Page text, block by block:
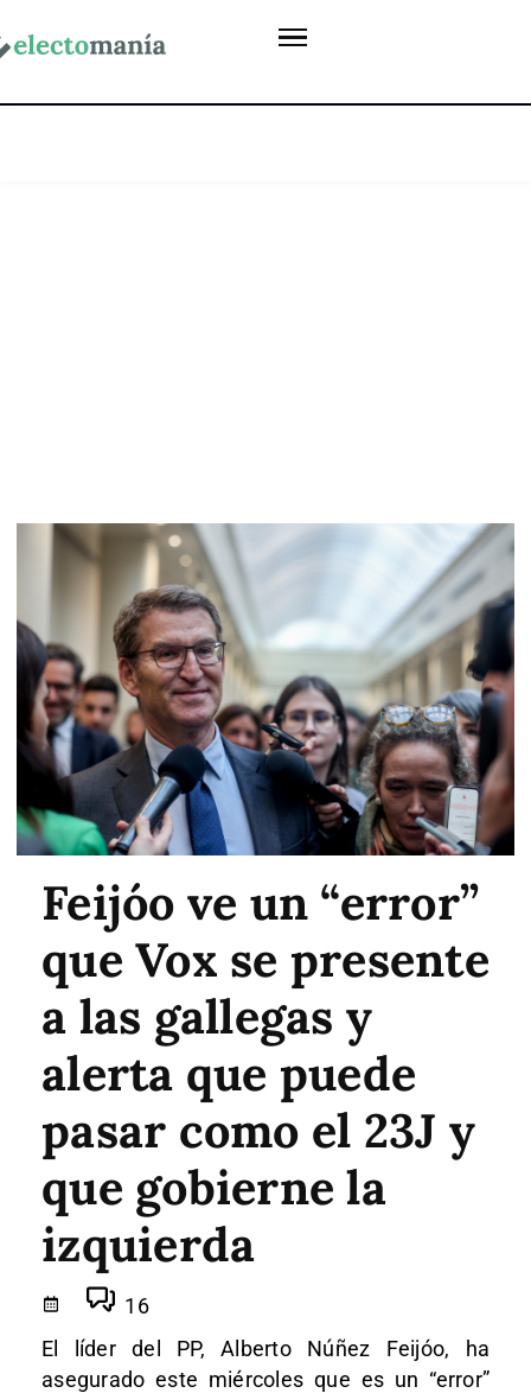
Feijóo ve un “error”
que Vox se presente
a las gallegas y
alerta que puede
pasar como el 23J y
que gobierne la
izquierda
16
El líder del PP, Alberto Núñez Feijóo, ha
asegurado este miércoles que es un “error”